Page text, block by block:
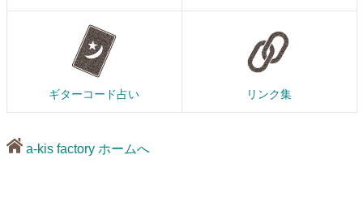
ギターコード占い リンク集
a-kis factory ホームへ